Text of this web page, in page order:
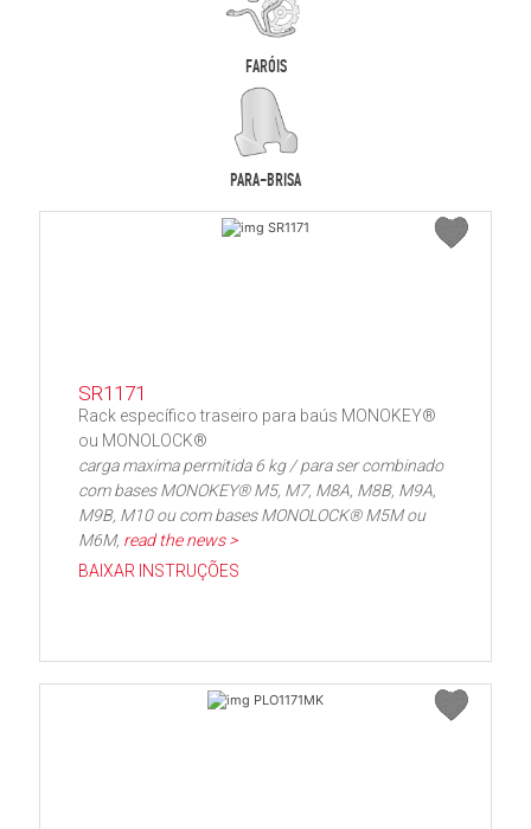
FARÓIS
PARA-BRISA
SR1171
Rack específico traseiro para baús MONOKEY®
ou MONOLOCK®
carga maxima permitida 6 kg / para ser combinado
com bases MONOKEY® M5, M7, M8A, M8B, M9A,
M9B, M10 ou com bases MONOLOCK® M5M ou
M6M, read the news >
BAIXAR INSTRUÇÕES